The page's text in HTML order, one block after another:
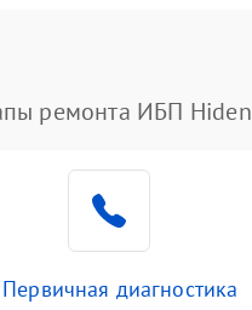
ремонта ИБП Hiden
диагностика